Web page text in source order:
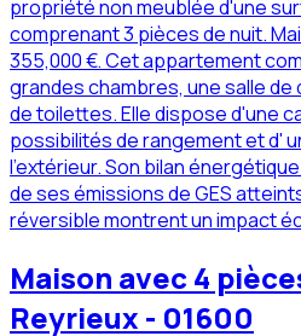
propriété non meublée d'une
comprenant 3 pièces de nuit.
355,000 €. Cet appartement
grandes chambres, une salle
de toilettes. Elle dispose d'une
possibilités de rangement et d'
l'extérieur. Son bilan
de ses émissions de GES
réversible montrent un impact
Maison avec 4
Reyrieux - 01600